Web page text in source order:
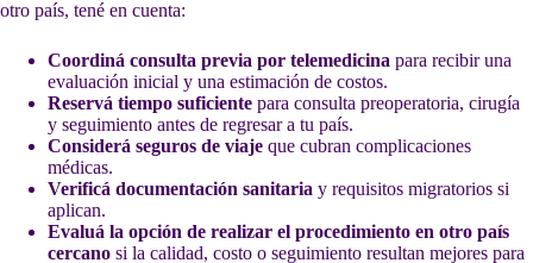
otro país, tené en cuenta:
Coordiná consulta previa por telemedicina para recibir una
evaluación inicial y una estimación de costos.
Reservá tiempo suficiente para consulta preoperatoria, cirugía
y seguimiento antes de regresar a tu país.
Considerá seguros de viaje que cubran complicaciones
médicas.
Verificá documentación sanitaria y requisitos migratorios si
aplican.
Evaluá la opción de realizar el procedimiento en otro país
cercano si la calidad, costo o seguimiento resultan mejores para